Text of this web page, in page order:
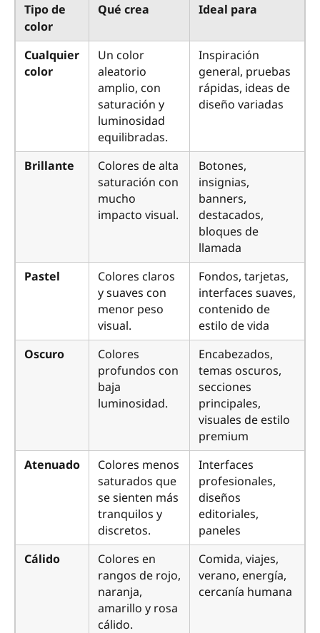
Tipo de
color
Qué crea Ideal para
Cualquier
color
Un color
aleatorio
amplio, con
saturación y
luminosidad
equilibradas.
Inspiración
general, pruebas
rápidas, ideas de
diseño variadas
Brillante
Colores de alta
saturación con
mucho
impacto visual.
Botones,
insignias,
banners,
destacados,
bloques de
llamada
Pastel
Colores claros
y suaves con
menor peso
visual.
Fondos, tarjetas,
interfaces suaves,
contenido de
estilo de vida
Oscuro
Colores
profundos con
baja
luminosidad.
Encabezados,
temas oscuros,
secciones
principales,
visuales de estilo
premium
Atenuado
Colores menos
saturados que
se sienten más
tranquilos y
discretos.
Interfaces
profesionales,
diseños
editoriales,
paneles
Cálido
Colores en
rangos de rojo,
naranja,
amarillo y rosa
cálido.
Comida, viajes,
verano, energía,
cercanía humana